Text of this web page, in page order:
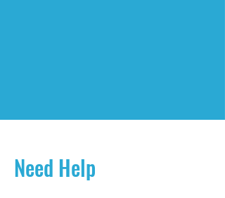
Need Help